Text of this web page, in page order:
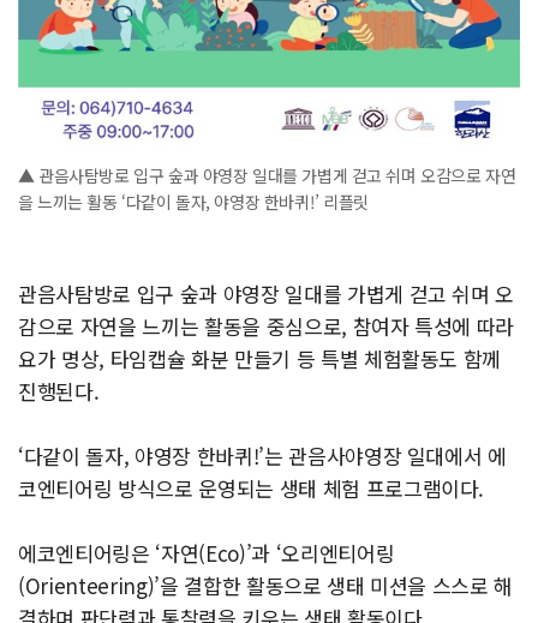
▲ 관음사탐방로 입구 숲과 야영장 일대를 가볍게 걷고 쉬며 오감으로 자연
을 느끼는 활동 ‘다같이 돌자, 야영장 한바퀴!’ 리플릿
관음사탐방로 입구 숲과 야영장 일대를 가볍게 걷고 쉬며 오
감으로 자연을 느끼는 활동을 중심으로, 참여자 특성에 따라
요가 명상, 타임캡슐 화분 만들기 등 특별 체험활동도 함께
진행된다.
‘다같이 돌자, 야영장 한바퀴!’는 관음사야영장 일대에서 에
코엔티어링 방식으로 운영되는 생태 체험 프로그램이다.
에코엔티어링은 ‘자연(Eco)’과 ‘오리엔티어링
(Orienteering)’을 결합한 활동으로 생태 미션을 스스로 해